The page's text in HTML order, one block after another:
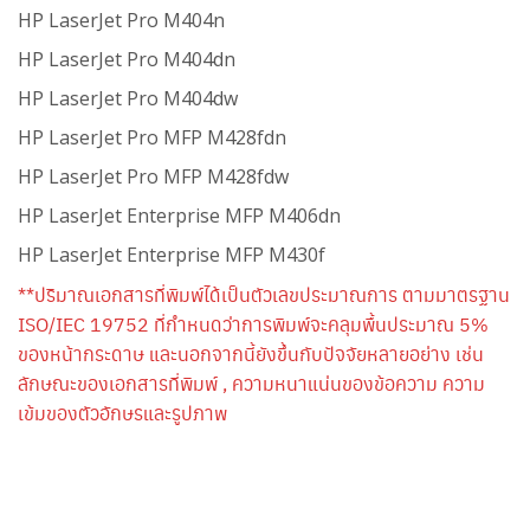
HP LaserJet Pro M404n
HP LaserJet Pro M404dn
HP LaserJet Pro M404dw
HP LaserJet Pro MFP M428fdn
HP LaserJet Pro MFP M428fdw
HP LaserJet Enterprise MFP M406dn
HP LaserJet Enterprise MFP M430f
**ปริมาณเอกสารที่พิมพ์ได้เป็นตัวเลขประมาณการ ตามมาตรฐาน
ISO/IEC 19752 ที่กำหนดว่าการพิมพ์จะคลุมพื้นประมาณ 5%
ของหน้ากระดาษ และนอกจากนี้ยังขึ้นกับปัจจัยหลายอย่าง เช่น
ลักษณะของเอกสารที่พิมพ์ , ความหนาแน่นของข้อความ ความ
เข้มของตัวอักษรและรูปภาพ